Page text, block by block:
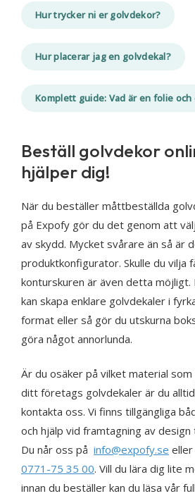
Hur trycker ni er golvdekor?
Hur placerar jag en golvdekal?
Komplett guide: Vad är en folie och
Beställ golvdekor
hjälper dig!
När du beställer måttbeställda
på Expofy gör du det genom att
av skydd. Mycket svårare än så är
produktkonfigurator. Skulle du vilja
konturskuren är även detta
kan skapa enklare golvdekaler i
format eller så gör du utskurna
göra något annorlunda.
Är du osäker på vilket material
ditt företags golvdekaler är du
kontakta oss. Vi finns tillgängliga
och hjälp vid framtagning av design
Du når oss på info@expofy.se
0771-75 35 00. Vill du lära dig lite
innan du beställer kan du läsa vår